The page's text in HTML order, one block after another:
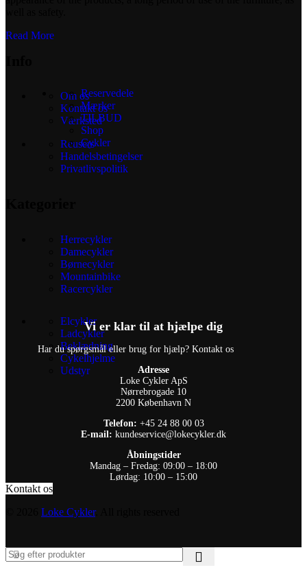
Read More
Om os
Kontakt os
Værksted
Reusers
Handelsbetingelser
Privatlivspolitik
Herrecykler
Damecykler
Børnecykler
Mountainbike
Racercykler
Elcykler
Ladcykler
Beklædning
Cykelhjelme
Udstyr
Reservedele
Mærker
TILBUD
Shop
Cykler
Vi er klar til at hjælpe dig
Har du spørgsmål eller brug for hjælp? Kontakt os
Adresse
Loke Cykler ApS
Nørrebrogade 10
2200 København N
Telefon: +45 24 88 00 03
E-mail: kundeservice@lokecykler.dk
Åbningstider
Mandag – Fredag: 09:00 – 18:00
Lørdag: 10:00 – 15:00
Kontakt os
Loke Cykler. All rights reserved